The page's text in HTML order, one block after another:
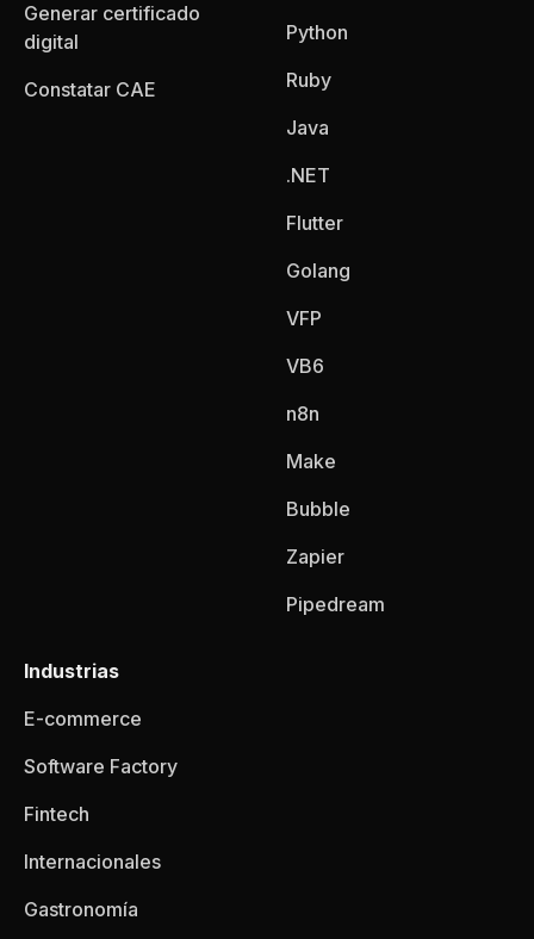
Generar certificado
digital
Constatar CAE
Python
Ruby
Java
.NET
Flutter
Golang
VFP
VB6
n8n
Make
Bubble
Zapier
Pipedream
Industrias
E-commerce
Software Factory
Fintech
Internacionales
Gastronomía